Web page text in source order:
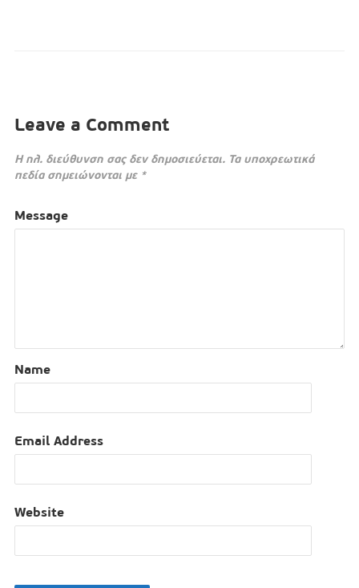
Leave a Comment
Η ηλ. διεύθυνση σας δεν δημοσιεύεται. Τα υποχρεωτικά
πεδία σημειώνονται με *
Message
Name
Email Address
Website